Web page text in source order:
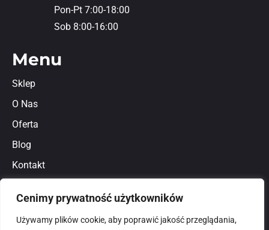
Cenimy prywatność użytkowników
Używamy plików cookie, aby poprawić jakość przeglądania,
Pon-Pt 7:00-18:00
Sob 8:00-16:00
Menu
Sklep
O Nas
Oferta
Blog
Kontakt
Polityka prywatności